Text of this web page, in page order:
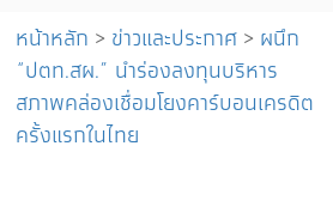
หน้าหลัก > ข่าวและประกาศ > ผนึก
“ปตท.สผ.” นำร่องลงทุนบริหาร
สภาพคล่องเชื่อมโยงคาร์บอนเครดิต
ครั้งแรกในไทย